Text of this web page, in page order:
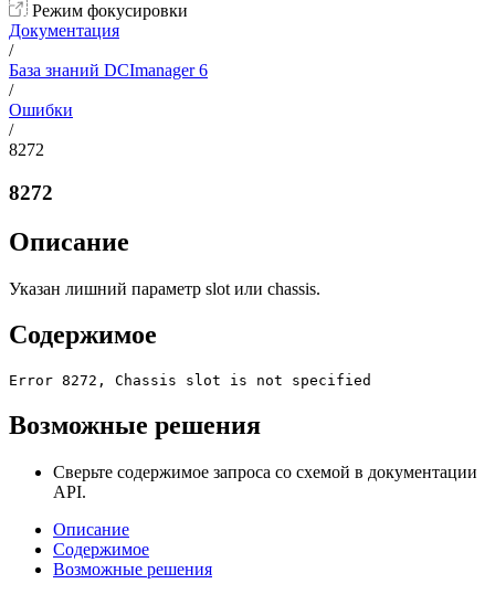
Режим фокусировки
Документация
/
База знаний DCImanager 6
/
Ошибки
/
8272
8272
Описание
Указан лишний параметр slot или chassis.
Содержимое
Error 8272, Chassis slot is not specified
Возможные решения
Сверьте содержимое запроса со схемой в документации
API.
Описание
Содержимое
Возможные решения